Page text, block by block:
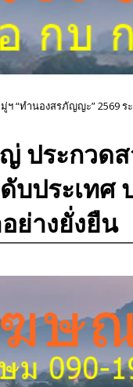
“ทำนองสรภัญญะ” 2569
ประกวด
บประเทศ
ย่างยั่งยืน